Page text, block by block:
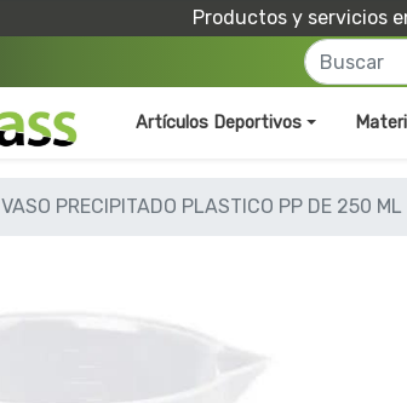
Productos y servicios
Artículos Deportivos
VASO PRECIPITADO PLASTICO PP DE 250 ML